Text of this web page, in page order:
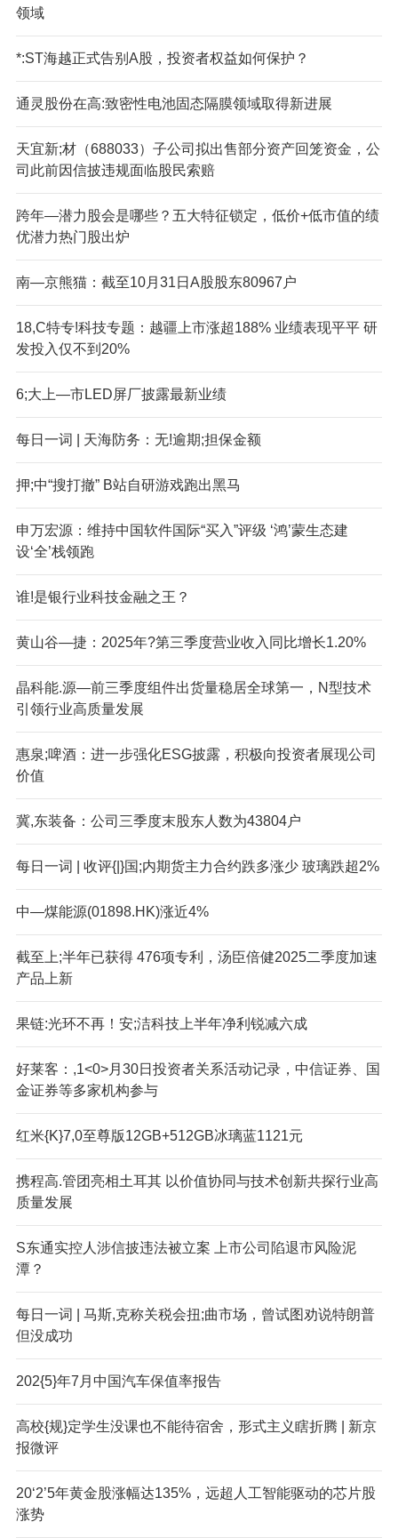
领域
*:ST海越正式告别A股，投资者权益如何保护？
通灵股份在高:致密性电池固态隔膜领域取得新进展
天宜新;材（688033）子公司拟出售部分资产回笼资金，公
司此前因信披违规面临股民索赔
跨年—潜力股会是哪些？五大特征锁定，低价+低市值的绩
优潜力热门股出炉
南—京熊猫：截至10月31日A股股东80967户
18,C特专!科技专题：越疆上市涨超188% 业绩表现平平 研
发投入仅不到20%
6;大上—市LED屏厂披露最新业绩
每日一词 | 天海防务：无!逾期;担保金额
押;中“搜打撤” B站自研游戏跑出黑马
申万宏源：维持中国软件国际“买入”评级 ‘鸿’蒙生态建
设‘全’栈领跑
谁!是银行业科技金融之王？
黄山谷—捷：2025年?第三季度营业收入同比增长1.20%
晶科能.源—前三季度组件出货量稳居全球第一，N型技术
引领行业高质量发展
惠泉;啤酒：进一步强化ESG披露，积极向投资者展现公司
价值
冀,东装备：公司三季度末股东人数为43804户
每日一词 | 收评{|}国;内期货主力合约跌多涨少 玻璃跌超2%
中—煤能源(01898.HK)涨近4%
截至上;半年已获得 476项专利，汤臣倍健2025二季度加速
产品上新
果链:光环不再！安;洁科技上半年净利锐减六成
好莱客：,1<0>月30日投资者关系活动记录，中信证券、国
金证券等多家机构参与
红米{K}7,0至尊版12GB+512GB冰璃蓝1121元
携程高.管团亮相土耳其 以价值协同与技术创新共探行业高
质量发展
S东通实控人涉信披违法被立案 上市公司陷退市风险泥
潭？
每日一词 | 马斯,克称关税会扭;曲市场，曾试图劝说特朗普
但没成功
202{5}年7月中国汽车保值率报告
高校{规}定学生没课也不能待宿舍，形式主义瞎折腾 | 新京
报微评
20‘2’5年黄金股涨幅达135%，远超人工智能驱动的芯片股
涨势